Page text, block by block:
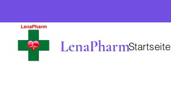
LenaPharmStartseite